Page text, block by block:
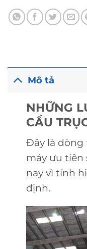
Mô tả
NHỮNG
CẦU
Đây là dòng
máy ưu tiên
nay vì tính
định.